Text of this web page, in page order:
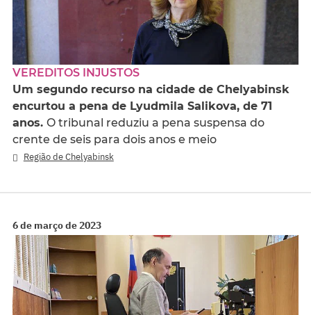
VEREDITOS INJUSTOS
Um segundo recurso na cidade de Chelyabinsk
encurtou a pena de Lyudmila Salikova, de 71
anos. O tribunal reduziu a pena suspensa do
crente de seis para dois anos e meio
Região de Chelyabinsk
6 de março de 2023